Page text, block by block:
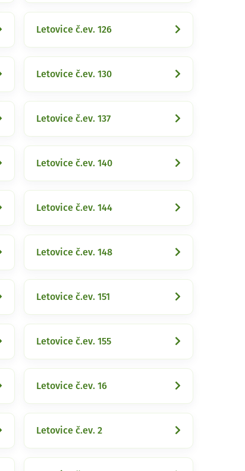
Letovice č.ev. 126
Letovice č.ev. 130
Letovice č.ev. 137
Letovice č.ev. 140
Letovice č.ev. 144
Letovice č.ev. 148
Letovice č.ev. 151
Letovice č.ev. 155
Letovice č.ev. 16
Letovice č.ev. 2